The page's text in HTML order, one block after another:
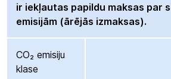
ir iekļautas papildu maksas par
emisijām (ārējās izmaksas).
CO₂ emisiju
klase